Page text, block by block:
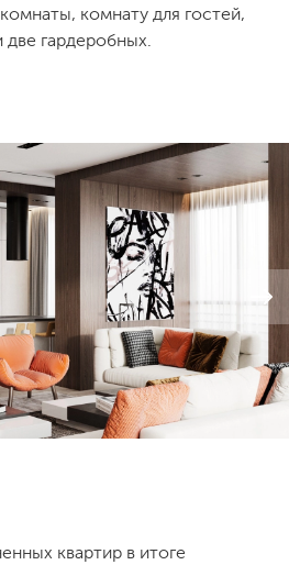
комнату для гостей,
две гардеробных.
квартир в итоге